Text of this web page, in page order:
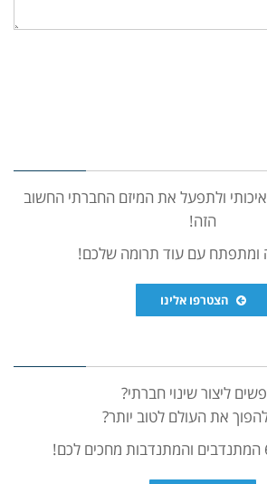
איכותי ולתפעל את המיזם החברתי החשוב
הזה!
ומתפתח עם עוד תרומה שלכם!
הצטרפו אלינו
ליצור שינוי חברתי?
את העולם לטוב יותר?